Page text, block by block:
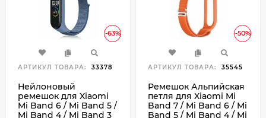
-63%
АРТИКУЛ ТОВАРА: 33378
Нейлоновый
ремешок для Xiaomi
Mi Band 6 / Mi Band 5 /
Mi Band 4 / Mi Band 3
-50%
АРТИКУЛ ТОВАРА: 35545
Ремешок Альпийская
петля для Xiaomi Mi
Band 7 / Mi Band 6 / Mi
Band 5 / Mi Band 4 / Mi